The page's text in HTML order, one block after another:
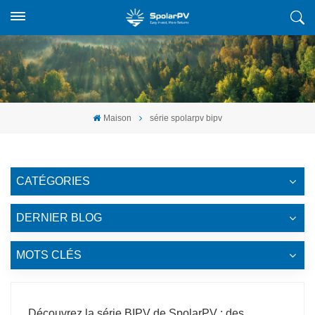
Maison série spolarpv bipv
CATÉGORIES
DERNIER BLOG
MOTS CLÉS